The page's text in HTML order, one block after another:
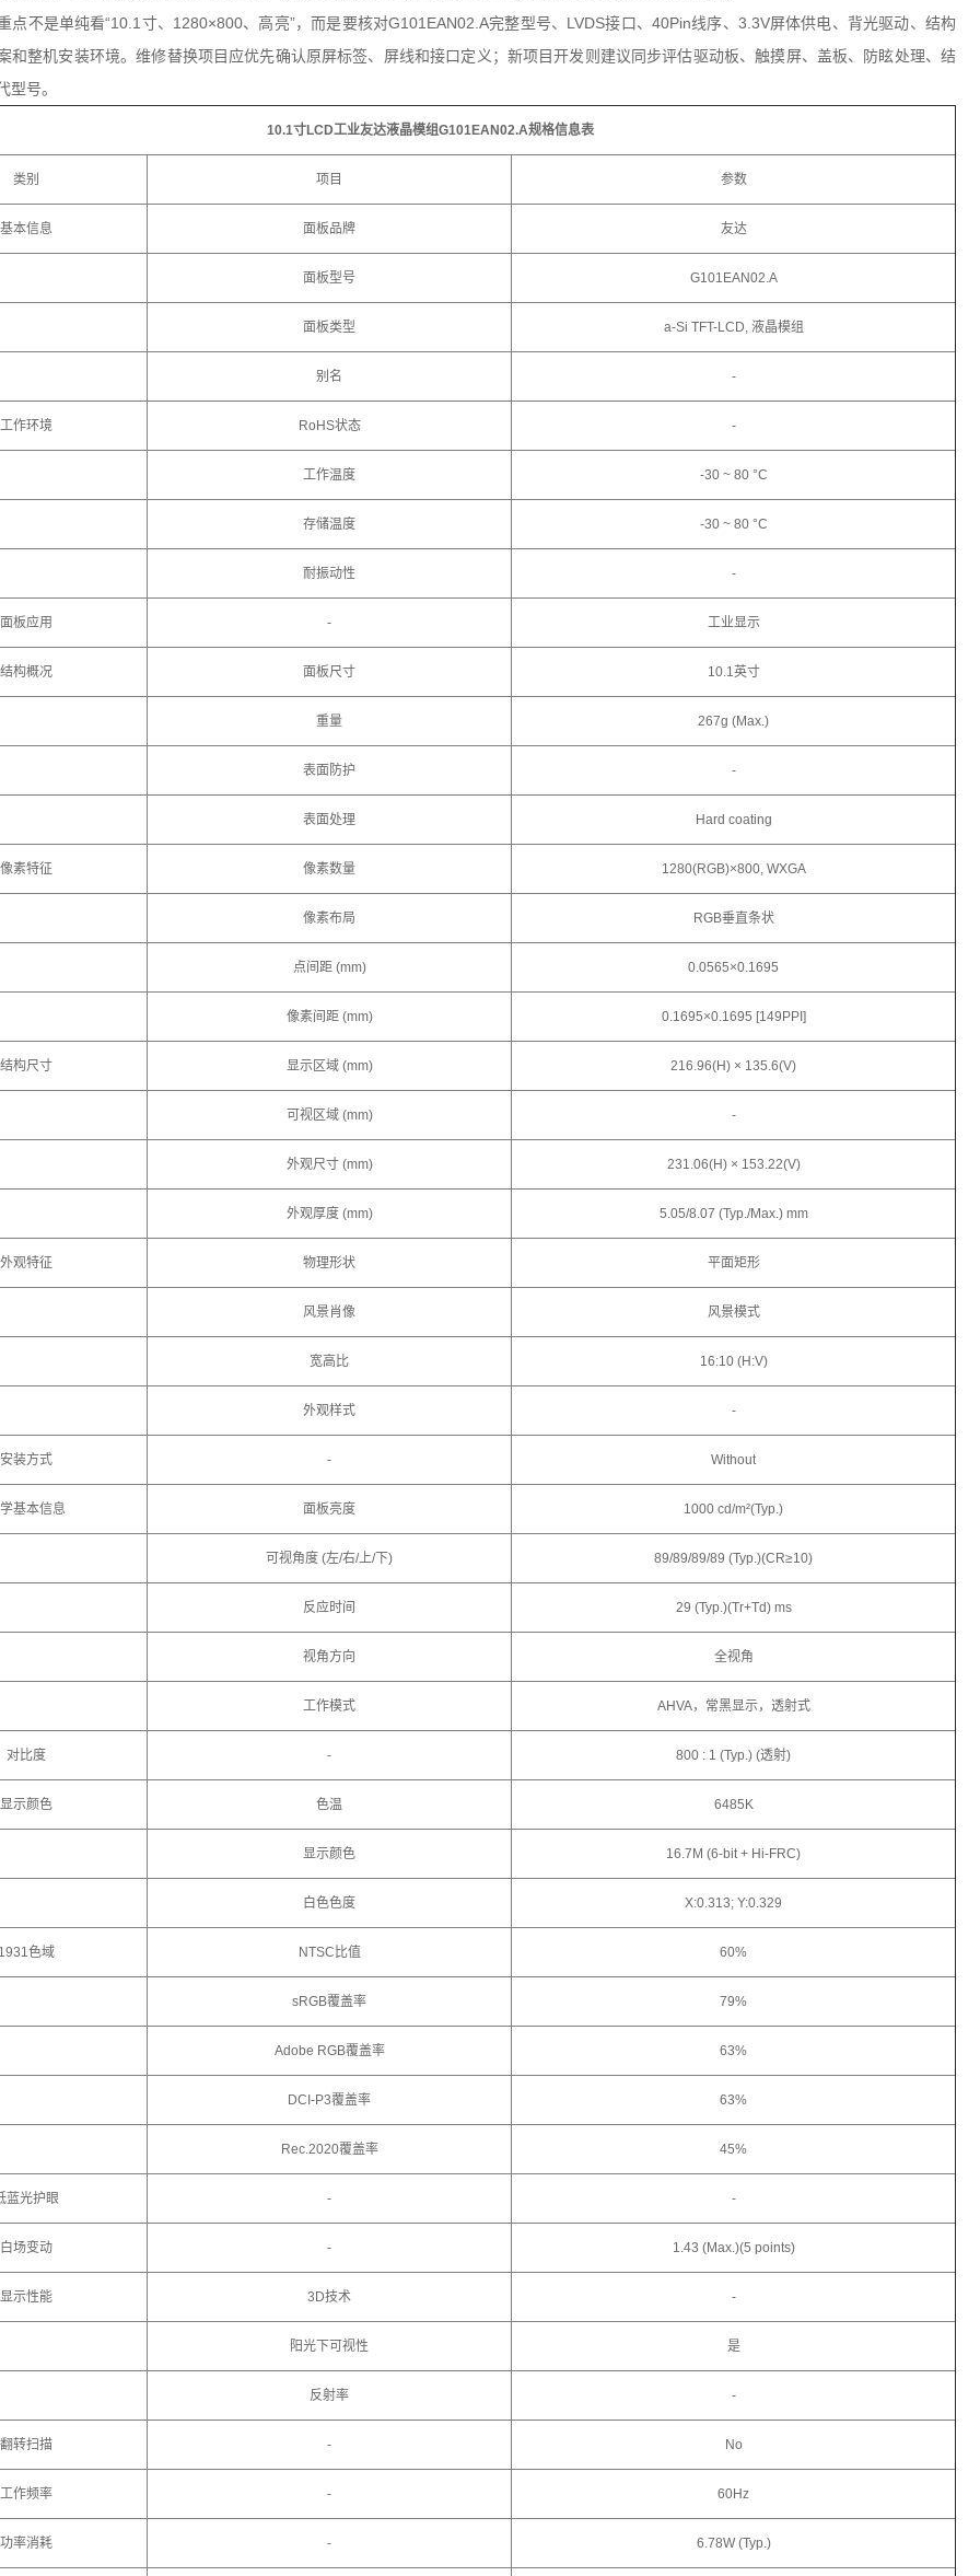
点不是单纯看“10.1寸、1280×800、高亮”，而是要核对G101EAN02.A完整型号、LVDS接口、40Pin线序、3.3V屏体供电、背光驱动、结构
和整机安装环境。维修替换项目应优先确认原屏标签、屏线和接口定义；新项目开发则建议同步评估驱动板、触摸屏、盖板、防眩处理、结
型号。
10.1寸LCD工业友达液晶模组G101EAN02.A规格信息表
类别 项目 参数
基本信息 面板品牌 友达
面板型号 G101EAN02.A
面板类型 a-Si TFT-LCD, 液晶模组
别名 -
工作环境 RoHS状态 -
工作温度 -30 ~ 80 °C
存储温度 -30 ~ 80 °C
耐振动性 -
面板应用 - 工业显示
结构概况 面板尺寸 10.1英寸
重量 267g (Max.)
表面防护 -
表面处理 Hard coating
像素特征 像素数量 1280(RGB)×800, WXGA
像素布局 RGB垂直条状
点间距 (mm) 0.0565×0.1695
像素间距 (mm) 0.1695×0.1695 [149PPI]
结构尺寸 显示区域 (mm) 216.96(H) × 135.6(V)
可视区域 (mm) -
外观尺寸 (mm) 231.06(H) × 153.22(V)
外观厚度 (mm) 5.05/8.07 (Typ./Max.) mm
外观特征 物理形状 平面矩形
风景肖像 风景模式
宽高比 16:10 (H:V)
外观样式 -
安装方式 - Without
基本信息 面板亮度 1000 cd/m²(Typ.)
可视角度 (左/右/上/下) 89/89/89/89 (Typ.)(CR≥10)
反应时间 29 (Typ.)(Tr+Td) ms
视角方向 全视角
工作模式 AHVA，常黑显示，透射式
对比度 - 800 : 1 (Typ.) (透射)
显示颜色 色温 6485K
显示颜色 16.7M (6-bit + Hi-FRC)
白色色度 X:0.313; Y:0.329
色域 NTSC比值 60%
sRGB覆盖率 79%
Adobe RGB覆盖率 63%
DCI-P3覆盖率 63%
Rec.2020覆盖率 45%
蓝光护眼 - -
白场变动 - 1.43 (Max.)(5 points)
显示性能 3D技术 -
阳光下可视性 是
反射率 -
翻转扫描 - No
工作频率 - 60Hz
功率消耗 - 6.78W (Typ.)